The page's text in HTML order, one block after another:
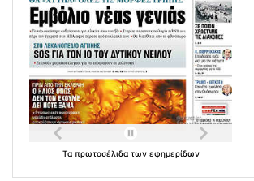
Τα πρωτοσέλιδα των εφημερίδων